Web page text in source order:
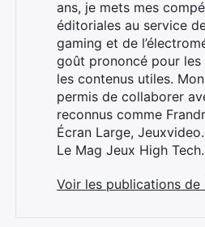
ans, je mets mes
éditoriales au service
gaming et de
goût prononcé pour les
les contenus utiles.
permis de collaborer
reconnus comme
Écran Large,
Le Mag Jeux High Tech.
Voir les publications de